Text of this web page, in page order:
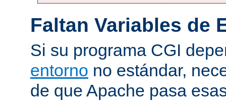
Faltan Variables de
Si su programa CGI
entorno no estándar,
de que Apache pasa